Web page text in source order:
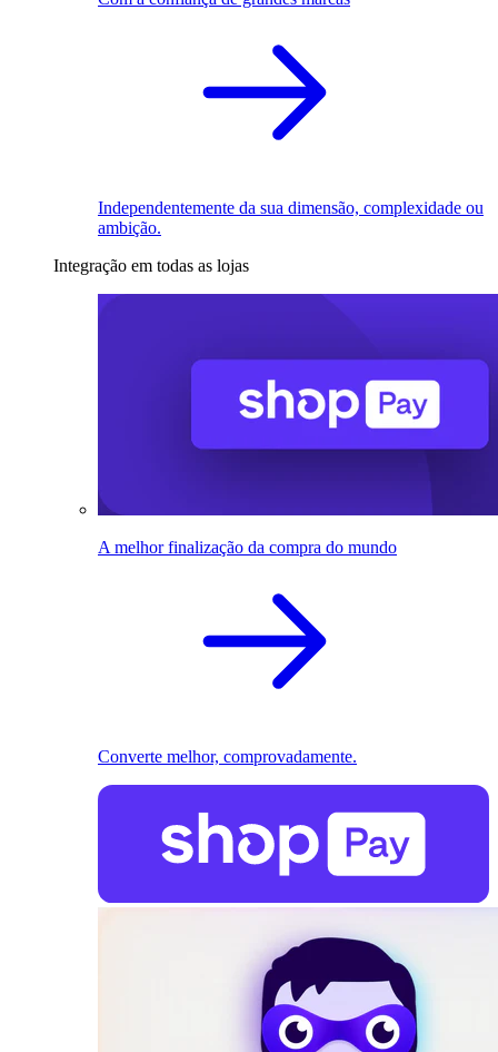
Independentemente da sua dimensão, complexidade ou
ambição.
Integração em todas as lojas
A melhor finalização da compra do mundo
Converte melhor, comprovadamente.